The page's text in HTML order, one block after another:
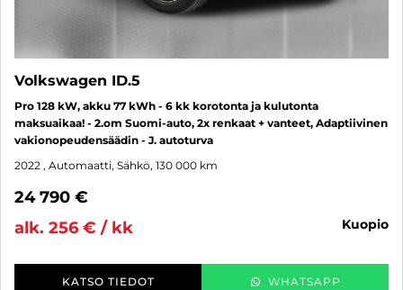
Volkswagen ID.5
Pro 128 kW, akku 77 kWh - 6 kk korotonta ja kulutonta
maksuaikaa! - 2.om Suomi-auto, 2x renkaat + vanteet, Adaptiivinen
vakionopeudensäädin - J. autoturva
2022 , Automaatti, Sähkö, 130 000 km
24 790 €
alk. 256 € / kk
kuopio
KATSO TIEDOT WHATSAPP